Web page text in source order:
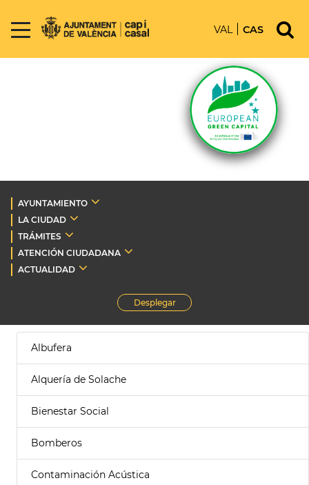
VAL CAS
AYUNTAMIENTO
LA CIUDAD
TRÁMITES
ATENCIÓN CIUDADANA
ACTUALIDAD
Desplegar
Albufera
Alquería de Solache
Bienestar Social
Bomberos
Contaminación Acústica